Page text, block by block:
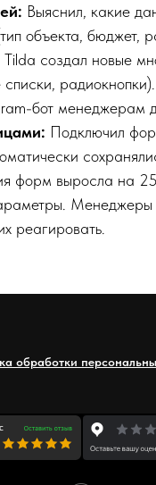
Выяснил, какие
объекта, бюджет,
Tilda создал новые
бот менеджерам
Подключил
форм выросла на
Менеджеры
реагировать.
обработки